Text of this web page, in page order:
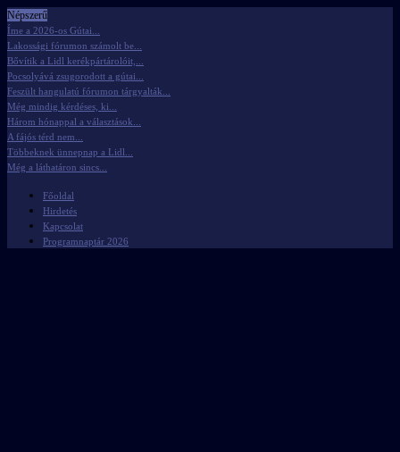
Népszerű
Íme a 2026-os Gútai...
Lakossági fórumon számolt be...
Bővítik a Lidl kerékpártárolóit,...
Pocsolyává zsugorodott a gútai...
Feszült hangulatú fórumon tárgyalták...
Még mindig kérdéses, ki...
Három hónappal a választások...
A fájós térd nem...
Többeknek ünnepnap a Lidl...
Még a láthatáron sincs...
Főoldal
Hirdetés
Kapcsolat
Programnaptár 2026